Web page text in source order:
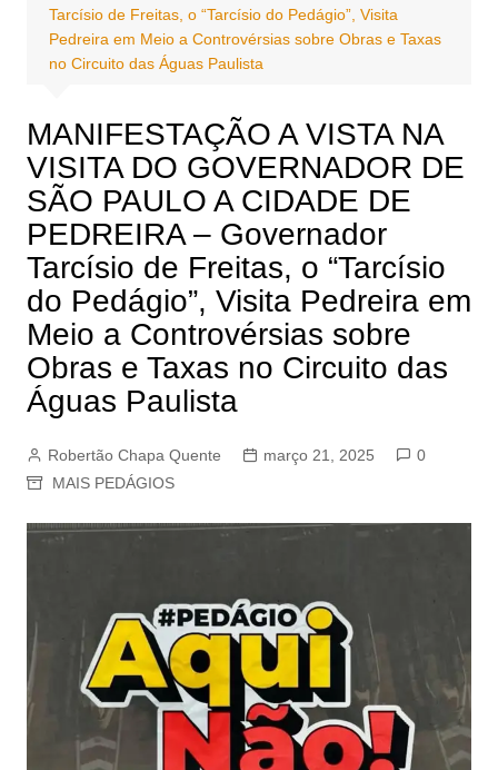
Tarcísio de Freitas, o “Tarcísio do Pedágio”, Visita
Pedreira em Meio a Controvérsias sobre Obras e Taxas
no Circuito das Águas Paulista
MANIFESTAÇÃO A VISTA NA
VISITA DO GOVERNADOR DE
SÃO PAULO A CIDADE DE
PEDREIRA – Governador
Tarcísio de Freitas, o “Tarcísio
do Pedágio”, Visita Pedreira em
Meio a Controvérsias sobre
Obras e Taxas no Circuito das
Águas Paulista
Robertão Chapa Quente março 21, 2025
0
MAIS PEDÁGIOS